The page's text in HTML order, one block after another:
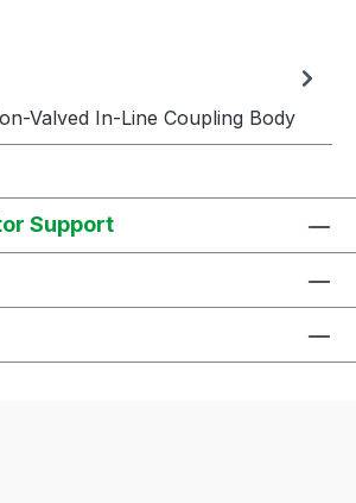
Valved In-Line Coupling Body
Support